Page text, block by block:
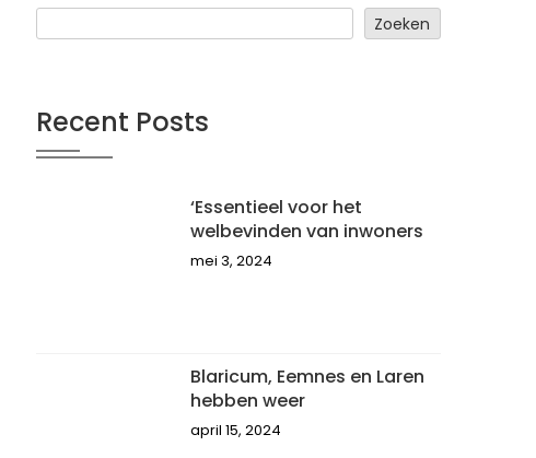
Zoeken
Recent Posts
‘Essentieel voor het
welbevinden van inwoners
mei 3, 2024
Blaricum, Eemnes en Laren
hebben weer
april 15, 2024